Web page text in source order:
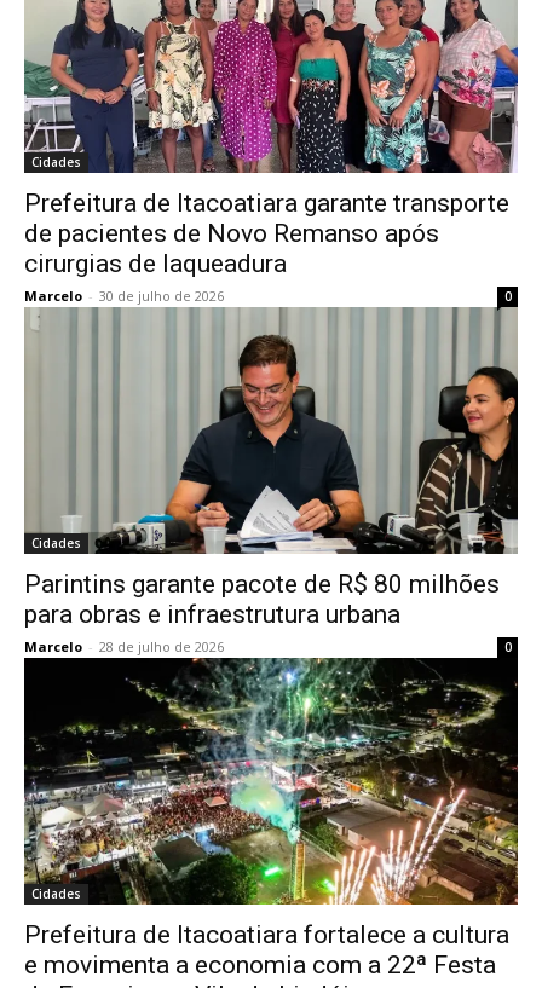
Cidades
Prefeitura de Itacoatiara garante transporte
de pacientes de Novo Remanso após
cirurgias de laqueadura
Marcelo - 30 de julho de 2026 0
Cidades
Parintins garante pacote de R$ 80 milhões
para obras e infraestrutura urbana
Marcelo - 28 de julho de 2026 0
Cidades
Prefeitura de Itacoatiara fortalece a cultura
e movimenta a economia com a 22ª Festa